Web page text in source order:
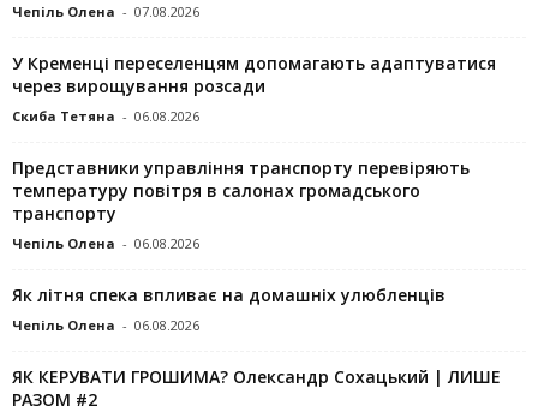
Чепіль Олена - 07.08.2026
У Кременці переселенцям допомагають адаптуватися
через вирощування розсади
Скиба Тетяна - 06.08.2026
Представники управління транспорту перевіряють
температуру повітря в салонах громадського
транспорту
Чепіль Олена - 06.08.2026
Як літня спека впливає на домашніх улюбленців
Чепіль Олена - 06.08.2026
ЯК КЕРУВАТИ ГРОШИМА? Олександр Сохацький | ЛИШЕ
РАЗОМ #2